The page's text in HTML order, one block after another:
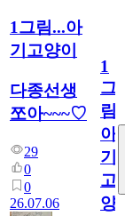
1그림...아
기고양이
다종선생
쪼아~~~♡
29
0
0
26.07.06
1
그
림...
아
기
고
양